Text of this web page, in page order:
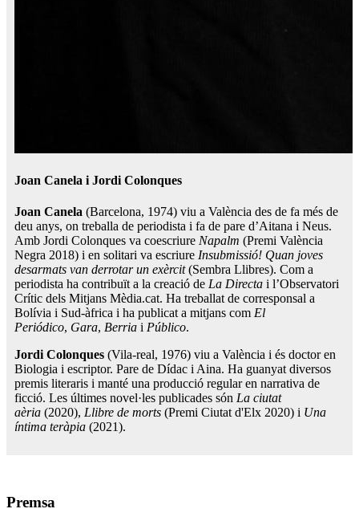
Joan Canela i Jordi Colonques
Joan Canela (Barcelona, 1974) viu a València des de fa més de
deu anys, on treballa de periodista i fa de pare d’Aitana i Neus.
Amb Jordi Colonques va coescriure Napalm (Premi València
Negra 2018) i en solitari va escriure Insubmissió! Quan joves
desarmats van derrotar un exèrcit(Sembra Llibres). Com a
periodista ha contribuït a la creació de La Directa i l’Observatori
Crític dels Mitjans Mèdia.cat. Ha treballat de corresponsal a
Bolívia i Sud-àfrica i ha publicat a mitjans com El
Periódico, Gara, Berria i Público.
Jordi Colonques (Vila-real, 1976) viu a València i és doctor en
Biologia i escriptor. Pare de Dídac i Aina. Ha guanyat diversos
premis literaris i manté una producció regular en narrativa de
ficció. Les últimes novel·les publicades són La ciutat
aèria (2020), Llibre de morts (Premi Ciutat d'Elx 2020) i Una
íntima teràpia (2021).
Premsa